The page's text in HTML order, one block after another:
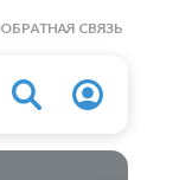
ОБРАТНАЯ СВЯЗЬ